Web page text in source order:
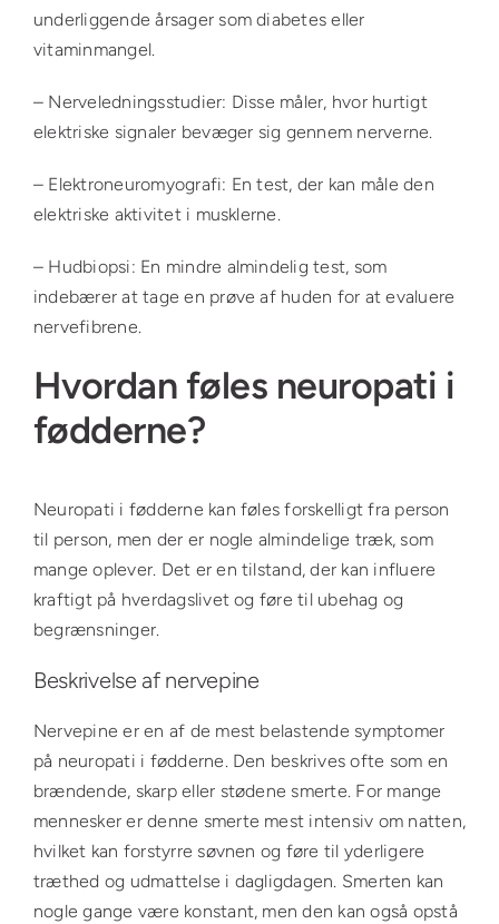
underliggende årsager som diabetes eller
vitaminmangel.
– Nerveledningsstudier: Disse måler, hvor hurtigt
elektriske signaler bevæger sig gennem nerverne.
– Elektroneuromyografi: En test, der kan måle den
elektriske aktivitet i musklerne.
– Hudbiopsi: En mindre almindelig test, som
indebærer at tage en prøve af huden for at evaluere
nervefibrene.
Hvordan føles neuropati i
fødderne?
Neuropati i fødderne kan føles forskelligt fra person
til person, men der er nogle almindelige træk, som
mange oplever. Det er en tilstand, der kan influere
kraftigt på hverdagslivet og føre til ubehag og
begrænsninger.
Beskrivelse af nervepine
Nervepine er en af de mest belastende symptomer
på neuropati i fødderne. Den beskrives ofte som en
brændende, skarp eller stødene smerte. For mange
mennesker er denne smerte mest intensiv om natten,
hvilket kan forstyrre søvnen og føre til yderligere
træthed og udmattelse i dagligdagen. Smerten kan
nogle gange være konstant, men den kan også opstå